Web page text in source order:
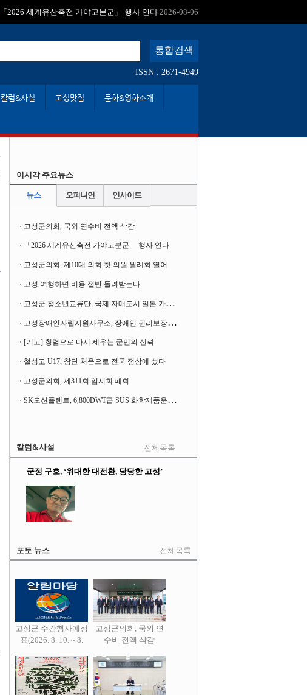
「2026 세계유산축전 가야고분군」 행사 연다 2026-08-06
ISSN : 2671-4949
칼럼&사설 고성맛집 문화&영화소개
이시각 주요뉴스
뉴스 오피니언 인사이드
고성군의회, 국외 연수비 전액 삭감
「2026 세계유산축전 가야고분군」 행사 연다
고성군의회, 제10대 의회 첫 의원 월례회 열어
고성 여행하면 비용 절반 돌려받는다
고
성군 청소년교류단, 국제 자매도시 일본 가사오카시 찾아
고
성장애인자립지원사무소, 장애인 권리보장 촉구 1인 시위 벌여
[기고] 청렴으로 다시 세우는 군민의 신뢰
철성고 U17, 창단 처음으로 전국 정상에 섰다
고성군의회, 제311회 임시회 폐회
S
K오션플랜트, 6,800DWT급 SUS 화학제품운반선 2척 수주
칼럼&사설 전체목록
군정 구호, ‘위대한 대전환, 당당한 고성’
포토 뉴스 전체목록
고성군 주간행사예정
표(2026. 8. 10. ~ 8.
고성군의회, 국외 연
수비 전액 삭감